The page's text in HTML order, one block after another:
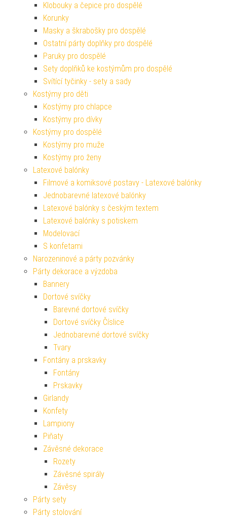
Klobouky a čepice pro dospělé
Korunky
Masky a škrabošky pro dospělé
Ostatní párty doplňky pro dospělé
Paruky pro dospělé
Sety doplňků ke kostýmům pro dospělé
Svítící tyčinky - sety a sady
Kostýmy pro děti
Kostýmy pro chlapce
Kostýmy pro dívky
Kostýmy pro dospělé
Kostýmy pro muže
Kostýmy pro ženy
Latexové balónky
Filmové a komiksové postavy - Latexové balónky
Jednobarevné latexové balónky
Latexové balónky s českým textem
Latexové balónky s potiskem
Modelovací
S konfetami
Narozeninové a párty pozvánky
Párty dekorace a výzdoba
Bannery
Dortové svíčky
Barevné dortové svíčky
Dortové svíčky Číslice
Jednobarevné dortové svíčky
Tvary
Fontány a prskavky
Fontány
Prskavky
Girlandy
Konfety
Lampiony
Piňaty
Závěsné dekorace
Rozety
Závěsné spirály
Závěsy
Párty sety
Párty stolování